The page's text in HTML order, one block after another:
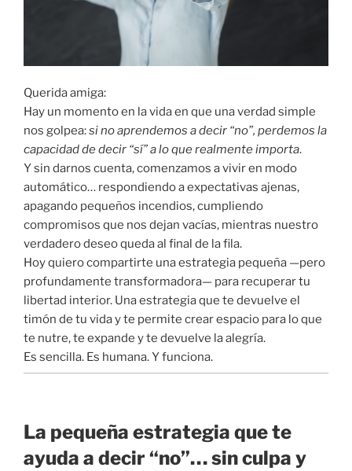
Querida amiga:
Hay un momento en la vida en que una verdad simple
nos golpea:si no aprendemos a decir “no”, perdemos la
capacidad de decir “sí” a lo que realmente importa.
Y sin darnos cuenta, comenzamos a vivir en modo
automático… respondiendo a expectativas ajenas,
apagando pequeños incendios, cumpliendo
compromisos que nos dejan vacías, mientras nuestro
verdadero deseo queda al final de la fila.
Hoy quiero compartirte una estrategia pequeña —pero
profundamente transformadora— para recuperar tu
libertad interior. Una estrategia que te devuelve el
timón de tu vida y te permite crear espacio para lo que
te nutre, te expande y te devuelve la alegría.
Es sencilla. Es humana. Y funciona.
La pequeña estrategia que te
ayuda a decir “no”… sin culpa y